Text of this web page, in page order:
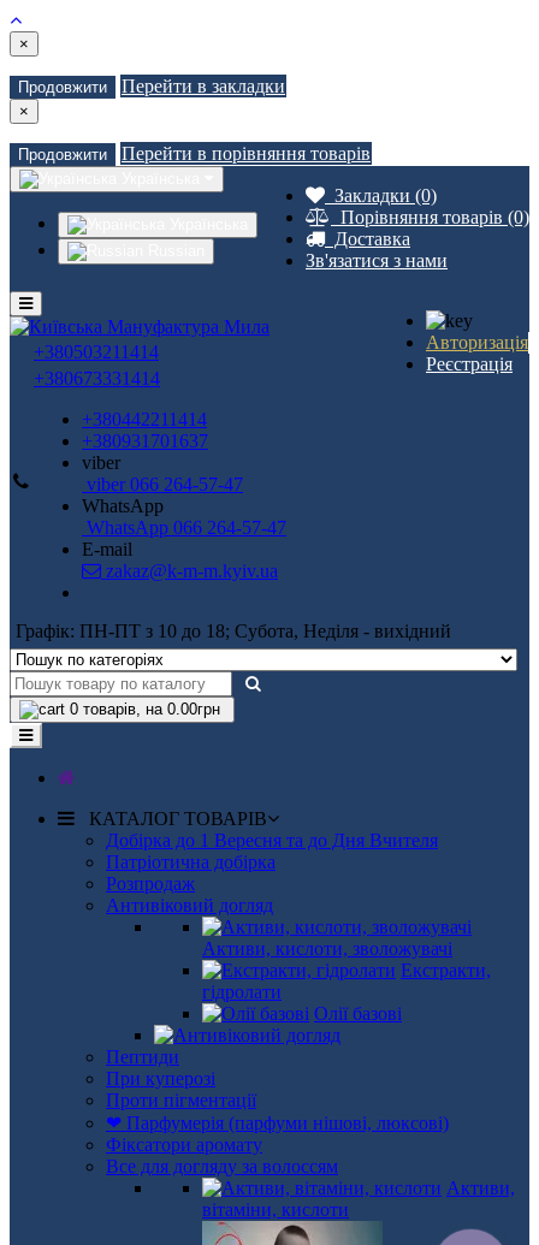
×
Продовжити Перейти в закладки
×
Продовжити Перейти в порівняння товарів
Закладки (0)
Порівняння товарів (0)
Доставка
Зв'язатися з нами
Авторизація
Реєстрація
+380503211414
+380673331414
+380442211414
+380931701637
viber
viber 066 264-57-47
WhatsApp
WhatsApp 066 264-57-47
E-mail
zakaz@k-m-m.kyiv.ua
Графік: ПН-ПТ з 10 до 18; Субота, Неділя - вихідний
0 товарів, на 0.00грн
КАТАЛОГ ТОВАРІВ
Добірка до 1 Вересня та до Дня Вчителя
Патріотична добірка
Розпродаж
Антивіковий догляд
Активи, кислоти, зволожувачі
Екстракти,
гідролати
Олії базові
Пептиди
При куперозі
Проти пігментації
❤ Парфумерія (парфуми нішові, люксові)
Фіксатори аромату
Все для догляду за волоссям
Активи,
вітаміни, кислоти